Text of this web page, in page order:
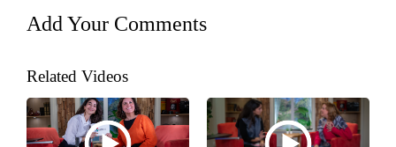
Add Your Comments
Related Videos